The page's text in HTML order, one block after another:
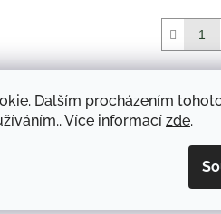
Dalším procházením
Více informací zde.
TISK